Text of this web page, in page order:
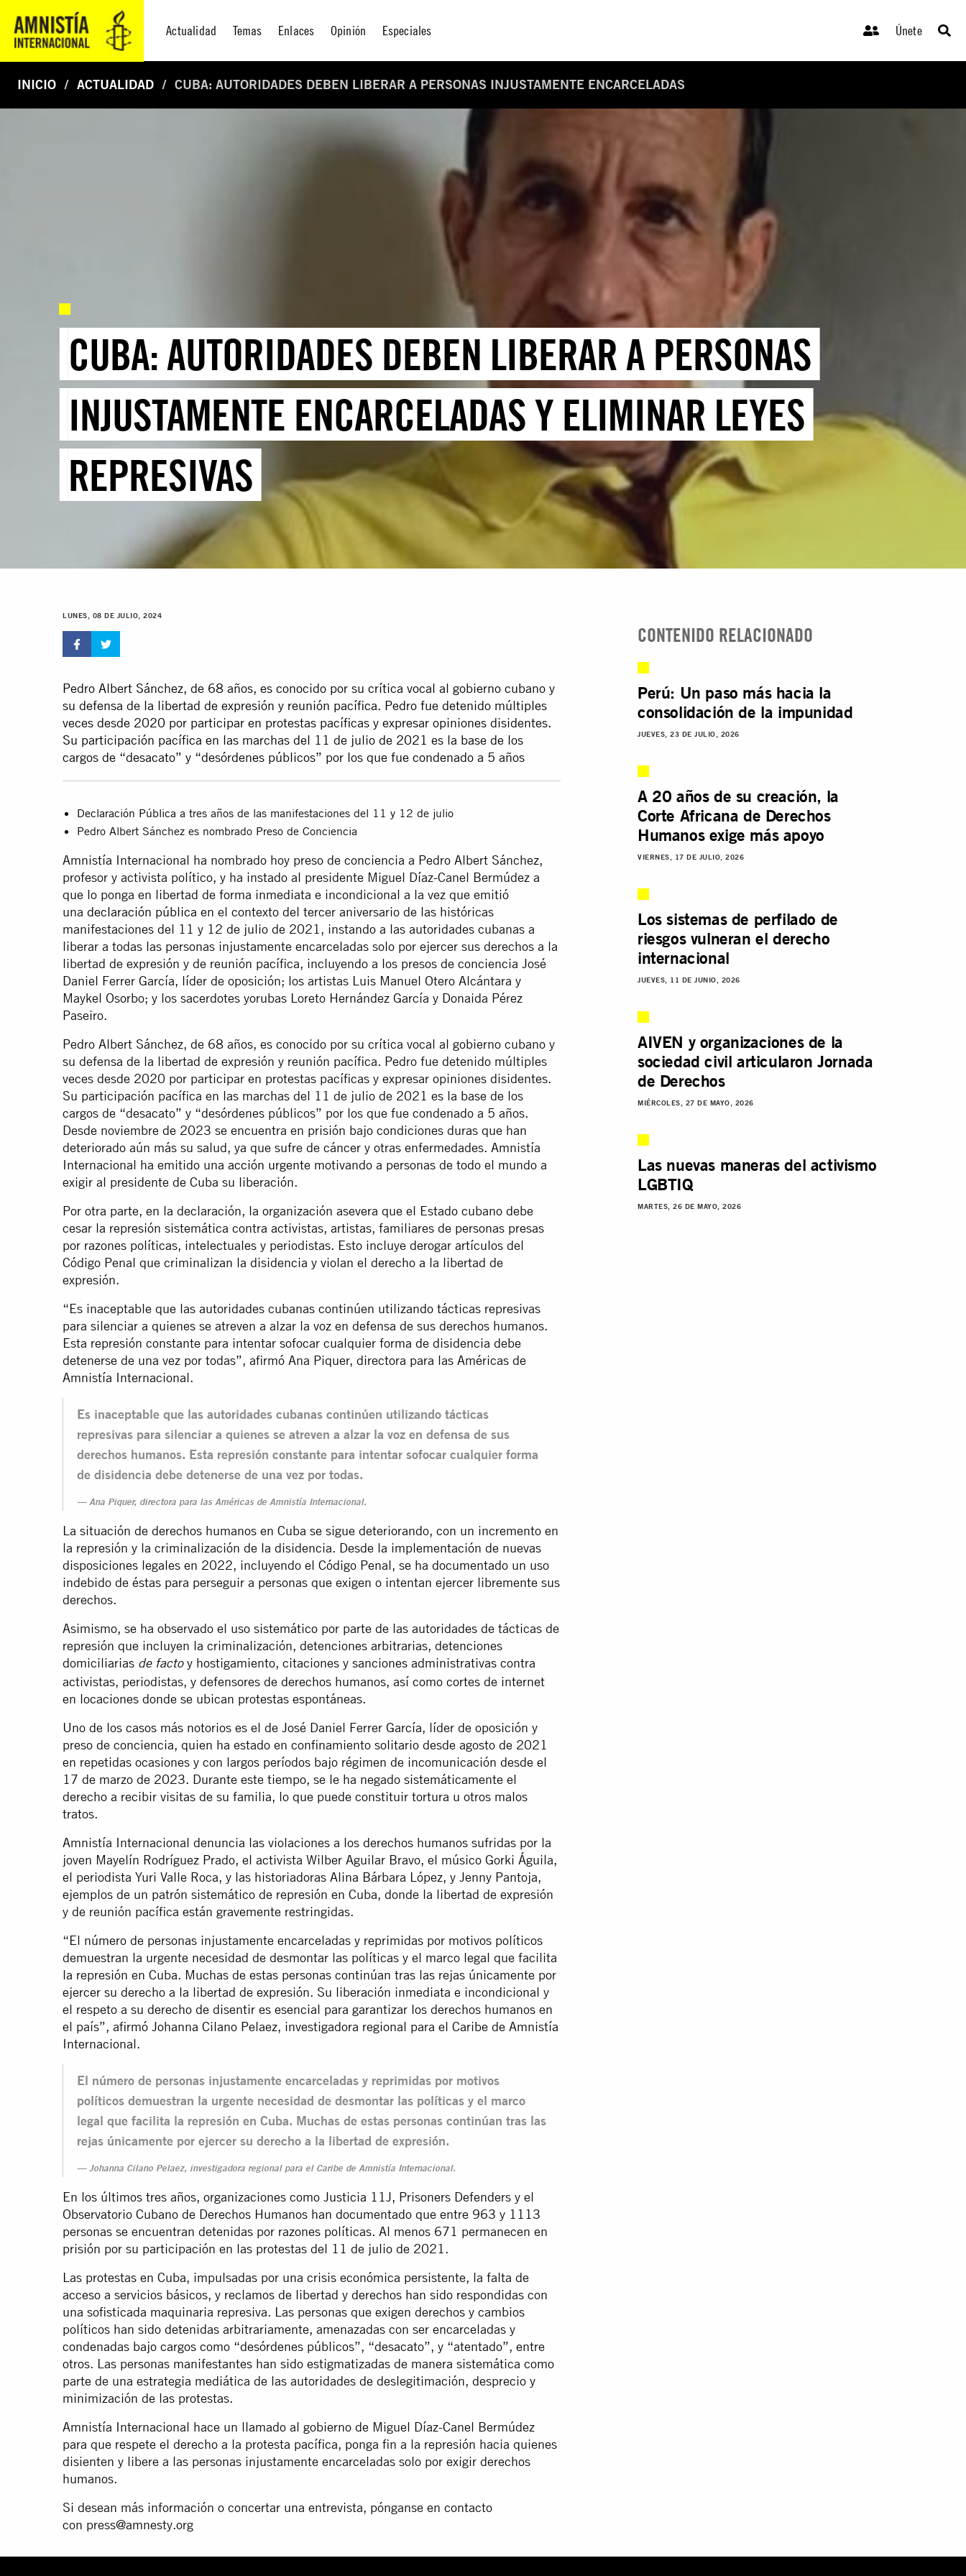
Actualidad Temas Enlaces Opinión Especiales Únete
INICIO ACTUALIDAD CUBA: AUTORIDADES DEBEN LIBERAR A PERSONAS INJUSTAMENTE ENCARCELADAS
CUBA: AUTORIDADES DEBEN LIBERAR A PERSONAS
INJUSTAMENTE ENCARCELADAS Y ELIMINAR LEYES
REPRESIVAS
LUNES, 08 DE JULIO, 2024
Pedro Albert Sánchez, de 68 años, es conocido por su crítica vocal al gobierno cubano y
su defensa de la libertad de expresión y reunión pacífica. Pedro fue detenido múltiples
veces desde 2020 por participar en protestas pacíficas y expresar opiniones disidentes.
Su participación pacífica en las marchas del 11 de julio de 2021 es la base de los
cargos de “desacato” y “desórdenes públicos” por los que fue condenado a 5 años
Declaración Pública a tres años de las manifestaciones del 11 y 12 de julio
Pedro Albert Sánchez es nombrado Preso de Conciencia
Amnistía Internacional ha nombrado hoy preso de conciencia a Pedro Albert Sánchez,
profesor y activista político, y ha instado al presidente Miguel Díaz-Canel Bermúdez a
que lo ponga en libertad de forma inmediata e incondicional a la vez que emitió
una declaración pública en el contexto del tercer aniversario de las históricas
manifestaciones del 11 y 12 de julio de 2021, instando a las autoridades cubanas a
liberar a todas las personas injustamente encarceladas solo por ejercer sus derechos a la
libertad de expresión y de reunión pacífica, incluyendo a los presos de conciencia José
Daniel Ferrer García, líder de oposición; los artistas Luis Manuel Otero Alcántara y
Maykel Osorbo; y los sacerdotes yorubas Loreto Hernández García y Donaida Pérez
Paseiro.
Pedro Albert Sánchez, de 68 años, es conocido por su crítica vocal al gobierno cubano y
su defensa de la libertad de expresión y reunión pacífica. Pedro fue detenido múltiples
veces desde 2020 por participar en protestas pacíficas y expresar opiniones disidentes.
Su participación pacífica en las marchas del 11 de julio de 2021 es la base de los
cargos de “desacato” y “desórdenes públicos” por los que fue condenado a 5 años.
Desde noviembre de 2023 se encuentra en prisión bajo condiciones duras que han
deteriorado aún más su salud, ya que sufre de cáncer y otras enfermedades. Amnistía
Internacional ha emitido una acción urgente motivando a personas de todo el mundo a
exigir al presidente de Cuba su liberación.
Por otra parte, en la declaración, la organización asevera que el Estado cubano debe
cesar la represión sistemática contra activistas, artistas, familiares de personas presas
por razones políticas, intelectuales y periodistas. Esto incluye derogar artículos del
Código Penal que criminalizan la disidencia y violan el derecho a la libertad de
expresión.
“Es inaceptable que las autoridades cubanas continúen utilizando tácticas represivas
para silenciar a quienes se atreven a alzar la voz en defensa de sus derechos humanos.
Esta represión constante para intentar sofocar cualquier forma de disidencia debe
detenerse de una vez por todas”, afirmó Ana Piquer, directora para las Américas de
Amnistía Internacional.
Es inaceptable que las autoridades cubanas continúen utilizando tácticas
represivas para silenciar a quienes se atreven a alzar la voz en defensa de sus
derechos humanos. Esta represión constante para intentar sofocar cualquier forma
de disidencia debe detenerse de una vez por todas.
Ana Piquer, directora para las Américas de Amnistía Internacional.
La situación de derechos humanos en Cuba se sigue deteriorando, con un incremento en
la represión y la criminalización de la disidencia. Desde la implementación de nuevas
disposiciones legales en 2022, incluyendo el Código Penal, se ha documentado un uso
indebido de éstas para perseguir a personas que exigen o intentan ejercer libremente sus
derechos.
Asimismo, se ha observado el uso sistemático por parte de las autoridades de tácticas de
represión que incluyen la criminalización, detenciones arbitrarias, detenciones
domiciliarias de factoy hostigamiento, citaciones y sanciones administrativas contra
activistas, periodistas, y defensores de derechos humanos, así como cortes de internet
en locaciones donde se ubican protestas espontáneas.
Uno de los casos más notorios es el de José Daniel Ferrer García, líder de oposición y
preso de conciencia, quien ha estado en confinamiento solitario desde agosto de 2021
en repetidas ocasiones y con largos períodos bajo régimen de incomunicación desde el
17 de marzo de 2023. Durante este tiempo, se le ha negado sistemáticamente el
derecho a recibir visitas de su familia, lo que puede constituir tortura u otros malos
tratos.
Amnistía Internacional denuncia las violaciones a los derechos humanos sufridas por la
joven Mayelín Rodríguez Prado, el activista Wilber Aguilar Bravo, el músico Gorki Águila,
el periodista Yuri Valle Roca, y las historiadoras Alina Bárbara López, y Jenny Pantoja,
ejemplos de un patrón sistemático de represión en Cuba, donde la libertad de expresión
y de reunión pacífica están gravemente restringidas.
“El número de personas injustamente encarceladas y reprimidas por motivos políticos
demuestran la urgente necesidad de desmontar las políticas y el marco legal que facilita
la represión en Cuba. Muchas de estas personas continúan tras las rejas únicamente por
ejercer su derecho a la libertad de expresión. Su liberación inmediata e incondicional y
el respeto a su derecho de disentir es esencial para garantizar los derechos humanos en
el país”, afirmó Johanna Cilano Pelaez, investigadora regional para el Caribe de Amnistía
Internacional.
El número de personas injustamente encarceladas y reprimidas por motivos
políticos demuestran la urgente necesidad de desmontar las políticas y el marco
legal que facilita la represión en Cuba. Muchas de estas personas continúan tras las
rejas únicamente por ejercer su derecho a la libertad de expresión.
Johanna Cilano Pelaez, investigadora regional para el Caribe de Amnistía Internacional.
En los últimos tres años, organizaciones como Justicia 11J, Prisoners Defenders y el
Observatorio Cubano de Derechos Humanos han documentado que entre 963 y 1113
personas se encuentran detenidas por razones políticas. Al menos 671 permanecen en
prisión por su participación en las protestas del 11 de julio de 2021.
Las protestas en Cuba, impulsadas por una crisis económica persistente, la falta de
acceso a servicios básicos, y reclamos de libertad y derechos han sido respondidas con
una sofisticada maquinaria represiva. Las personas que exigen derechos y cambios
políticos han sido detenidas arbitrariamente, amenazadas con ser encarceladas y
condenadas bajo cargos como “desórdenes públicos”, “desacato”, y “atentado”, entre
otros. Las personas manifestantes han sido estigmatizadas de manera sistemática como
parte de una estrategia mediática de las autoridades de deslegitimación, desprecio y
minimización de las protestas.
Amnistía Internacional hace un llamado al gobierno de Miguel Díaz-Canel Bermúdez
para que respete el derecho a la protesta pacífica, ponga fin a la represión hacia quienes
disienten y libere a las personas injustamente encarceladas solo por exigir derechos
humanos.
Si desean más información o concertar una entrevista, pónganse en contacto
con press@amnesty.org
CONTENIDO RELACIONADO
Perú: Un paso más hacia la
consolidación de la impunidad
JUEVES, 23 DE JULIO, 2026
A 20 años de su creación, la
Corte Africana de Derechos
Humanos exige más apoyo
VIERNES, 17 DE JULIO, 2026
Los sistemas de perfilado de
riesgos vulneran el derecho
internacional
JUEVES, 11 DE JUNIO, 2026
AIVEN y organizaciones de la
sociedad civil articularon Jornada
de Derechos
MIÉRCOLES, 27 DE MAYO, 2026
Las nuevas maneras del activismo
LGBTIQ
MARTES, 26 DE MAYO, 2026